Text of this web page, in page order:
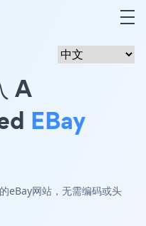
A
EBay
eBay网站，无需编码或头